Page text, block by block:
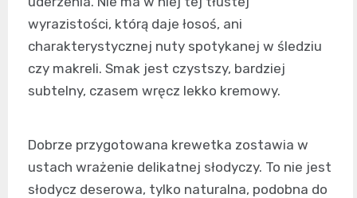
wyrazistości, którą daje łosoś, ani
charakterystycznej nuty spotykanej w śledziu
czy makreli. Smak jest czystszy, bardziej
subtelny, czasem wręcz lekko kremowy.
Dobrze przygotowana krewetka zostawia w
ustach wrażenie delikatnej słodyczy. To nie jest
słodycz deserowa, tylko naturalna, podobna do